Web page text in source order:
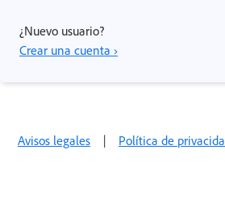
¿Nuevo usuario?
Crear una cuenta ›
Avisos legales | Política de